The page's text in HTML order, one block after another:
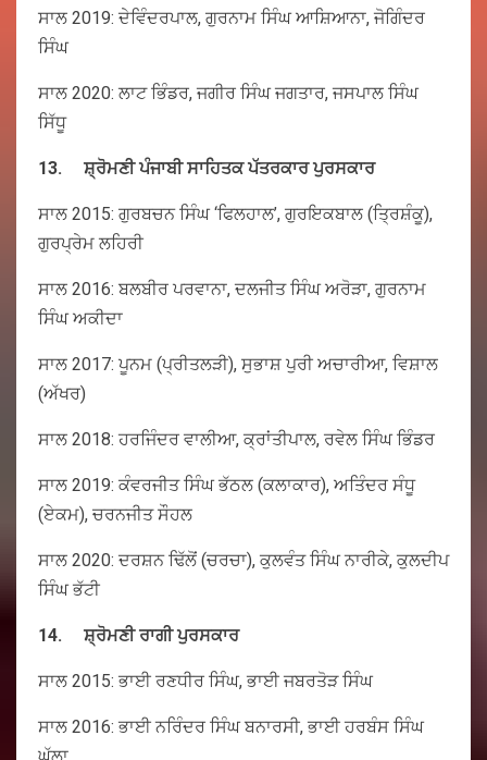
ਸਾਲ 2019: ਦੇਵਿੰਦਰਪਾਲ, ਗੁਰਨਾਮ ਸਿੰਘ ਆਸ਼ਿਆਨਾ, ਜੋਗਿੰਦਰ
ਸਿੰਘ
ਸਾਲ 2020: ਲਾਟ ਭਿੰਡਰ, ਜਗੀਰ ਸਿੰਘ ਜਗਤਾਰ, ਜਸਪਾਲ ਸਿੰਘ
ਸਿੱਧੂ
13. ਸ਼੍ਰੋਮਣੀ ਪੰਜਾਬੀ ਸਾਹਿਤਕ ਪੱਤਰਕਾਰ ਪੁਰਸਕਾਰ
ਸਾਲ 2015: ਗੁਰਬਚਨ ਸਿੰਘ ‘ਫਿਲਹਾਲ’, ਗੁਰਇਕਬਾਲ (ਤ੍ਰਿਸ਼ੰਕੂ),
ਗੁਰਪ੍ਰੇਮ ਲਹਿਰੀ
ਸਾਲ 2016: ਬਲਬੀਰ ਪਰਵਾਨਾ, ਦਲਜੀਤ ਸਿੰਘ ਅਰੋੜਾ, ਗੁਰਨਾਮ
ਸਿੰਘ ਅਕੀਦਾ
ਸਾਲ 2017: ਪੂਨਮ (ਪ੍ਰੀਤਲੜੀ), ਸੁਭਾਸ਼ ਪੁਰੀ ਅਚਾਰੀਆ, ਵਿਸ਼ਾਲ
(ਅੱਖਰ)
ਸਾਲ 2018: ਹਰਜਿੰਦਰ ਵਾਲੀਆ, ਕ੍ਰਾਂਤੀਪਾਲ, ਰਵੇਲ ਸਿੰਘ ਭਿੰਡਰ
ਸਾਲ 2019: ਕੰਵਰਜੀਤ ਸਿੰਘ ਭੱਠਲ (ਕਲਾਕਾਰ), ਅਤਿੰਦਰ ਸੰਧੂ
(ਏਕਮ), ਚਰਨਜੀਤ ਸੌਹਲ
ਸਾਲ 2020: ਦਰਸ਼ਨ ਢਿੱਲੋਂ (ਚਰਚਾ), ਕੁਲਵੰਤ ਸਿੰਘ ਨਾਰੀਕੇ, ਕੁਲਦੀਪ
ਸਿੰਘ ਭੱਟੀ
14. ਸ਼੍ਰੋਮਣੀ ਰਾਗੀ ਪੁਰਸਕਾਰ
ਸਾਲ 2015: ਭਾਈ ਰਣਧੀਰ ਸਿੰਘ, ਭਾਈ ਜਬਰਤੋੜ ਸਿੰਘ
ਸਾਲ 2016: ਭਾਈ ਨਰਿੰਦਰ ਸਿੰਘ ਬਨਾਰਸੀ, ਭਾਈ ਹਰਬੰਸ ਸਿੰਘ